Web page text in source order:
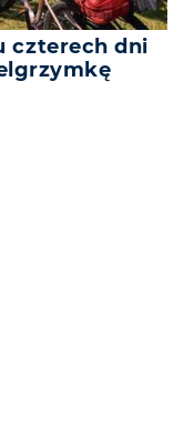
czterech dni